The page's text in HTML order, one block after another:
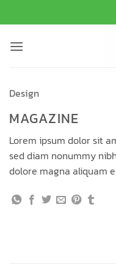
ไป
เนื้อหา
Design
MAGAZINE
Lorem ipsum dolor sit
sed diam nonummy
dolore magna aliquam